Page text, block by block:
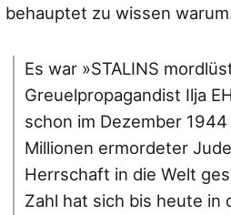
behauptet zu wissen
Es war »STALINS
Greuelpropagandist Ilja
schon im Dezember
Millionen ermordeter
Herrschaft in die Welt
Zahl hat sich bis heute in